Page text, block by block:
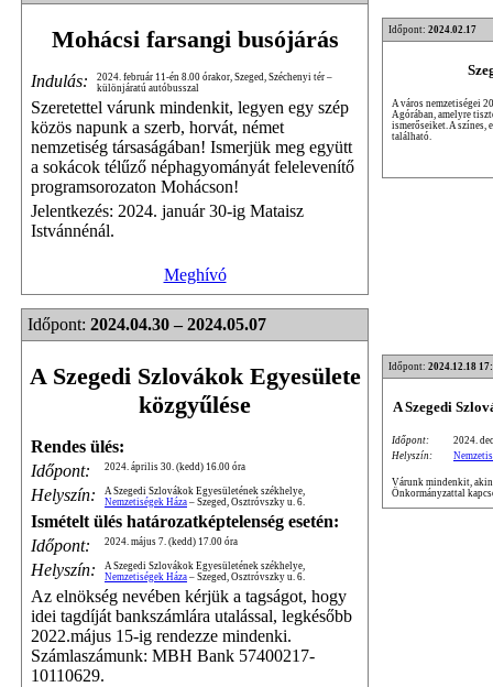
Mohácsi farsangi busójárás
Indulás:
2024. február 11-én 8.00 órakor, Szeged, Széchenyi tér –
különjáratú autóbusszal
Szeretettel várunk mindenkit, legyen egy szép
közös napunk a szerb, horvát, német
nemzetiség társaságában! Ismerjük meg együtt
a sokácok télűző néphagyományát felelevenítő
programsorozaton Mohácson!
Jelentkezés: 2024. január 30-ig Mataisz
Istvánnénál.
Meghívó
Időpont: 2024.02.17
A város nemzetiségei
Agórában, amelyre
ismerőseiket. A színes,
található.
Időpont: 2024.04.30 – 2024.05.07
A Szegedi Szlovákok Egyesülete
közgyűlése
Rendes ülés:
Időpont:
2024. április 30. (kedd) 16.00 óra
Helyszín:
A Szegedi Szlovákok Egyesületének székhelye,
Nemzetiségek Háza – Szeged, Osztróvszky u. 6.
Ismételt ülés határozatképtelenség esetén:
Időpont:
2024. május 7. (kedd) 17.00 óra
Helyszín:
A Szegedi Szlovákok Egyesületének székhelye,
Nemzetiségek Háza – Szeged, Osztróvszky u. 6.
Az elnökség nevében kérjük a tagságot, hogy
idei tagdíját bankszámlára utalással, legkésőbb
2022.május 15-ig rendezze mindenki.
Számlaszámunk: MBH Bank 57400217-
10110629.
Időpont: 2024.12.18
A Szegedi
Időpont:
2024.
Helyszín:
Várunk mindenkit,
Önkormányzattal